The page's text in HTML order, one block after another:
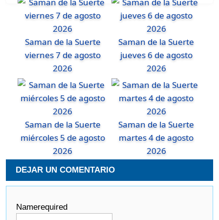
Saman de la Suerte
viernes 7 de agosto
2026
Saman de la Suerte
jueves 6 de agosto
2026
Saman de la Suerte
miércoles 5 de agosto
2026
Saman de la Suerte
martes 4 de agosto
2026
DEJAR UN COMENTARIO
Namerequired